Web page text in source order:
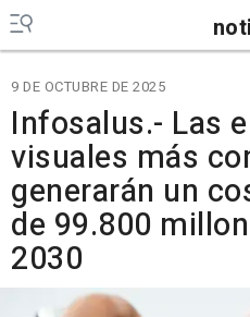
noti
9 DE OCTUBRE DE 2025
Infosalus.- Las
visuales más
generarán un
de 99.800
2030